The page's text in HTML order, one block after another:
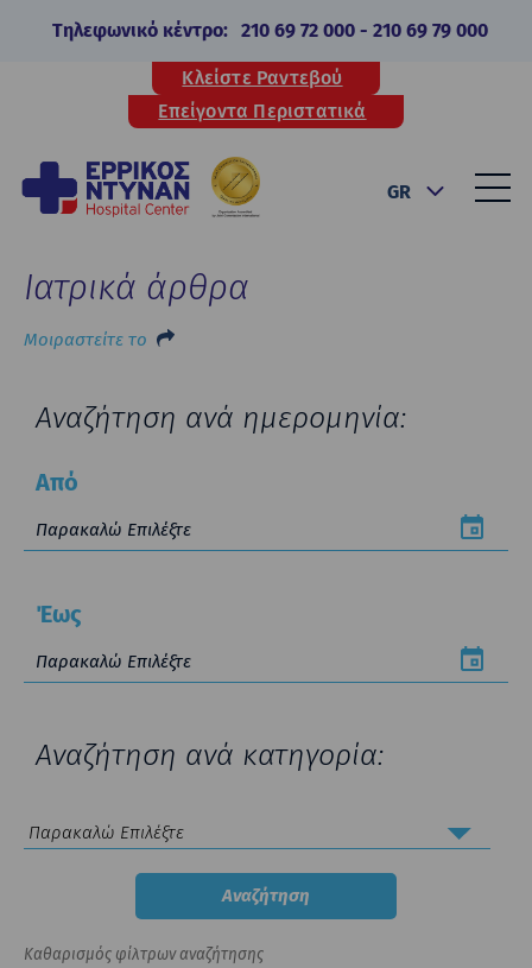
Τηλεφωνικό κέντρο: 210 69 72 000- 210 69 79 000
Κλείστε Ραντεβού
Επείγοντα Περιστατικά
GR
Ιατρικά άρθρα
Μοιραστείτε το
Αναζήτηση ανά ημερομηνία:
Από
Έως
Αναζήτηση ανά κατηγορία: